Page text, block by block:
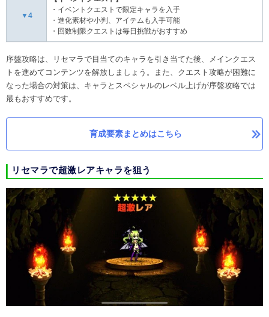
▼4
・イベントクエストで限定キャラを入手
・進化素材や小判、アイテムも入手可能
・回数制限クエストは毎日挑戦がおすすめ
序盤攻略は、リセマラで目当てのキャラを引き当てた後、メインクエス
トを進めてコンテンツを解放しましょう。また、クエスト攻略が困難に
なった場合の対策は、キャラとスペシャルのレベル上げが序盤攻略では
最もおすすめです。
育成要素まとめはこちら
リセマラで超激レアキャラを狙う